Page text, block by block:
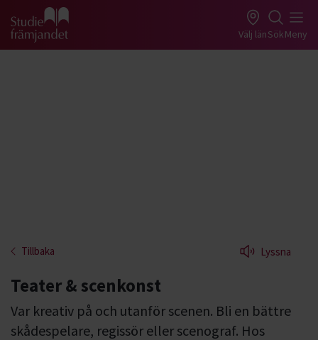
Gå till studiefrämjandets startsida Välj länSökMeny
Tillbaka Lyssna
Teater & scenkonst
Var kreativ på och utanför scenen. Bli en bättre
skådespelare, regissör eller scenograf. Hos